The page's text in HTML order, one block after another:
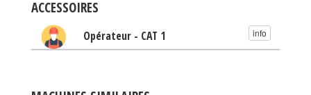
ACCESSOIRES
Opérateur - CAT 1 info